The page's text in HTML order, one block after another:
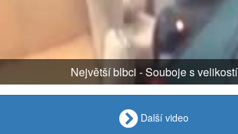
Největší blbci - Souboje s velikostí
Další video